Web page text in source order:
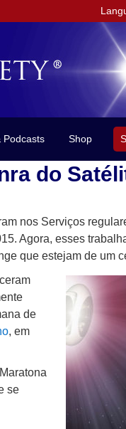
Podcasts Shop
do
nos Serviços
Agora, esses
que estejam de um
de
, em
se